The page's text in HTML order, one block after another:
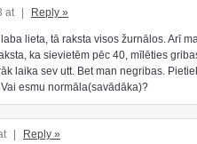
at Reply »
lieta, tā raksta visos žurnālos. Arī
ka sievietēm pēc 40, mīlēties
laika sev utt. Bet man negribas.
esmu normāla(savādāka)?
| Reply »